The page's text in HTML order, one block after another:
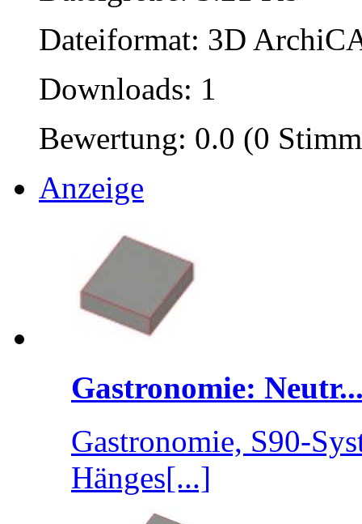
Dateiformat: 3D
Downloads: 1
Bewertung: 0.0 (0
Anzeige
Gastronomie:
Gastronomie, S90-
Hänges[...]